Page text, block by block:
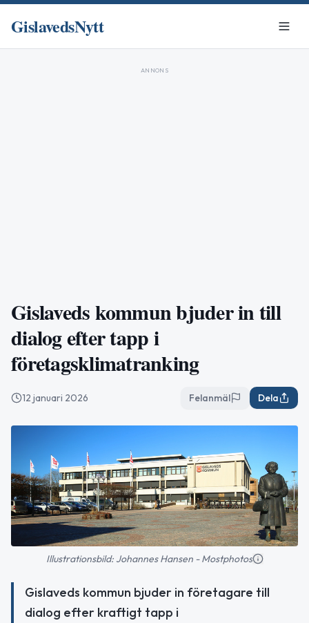
GislavedsNytt
ANNONS
Gislaveds kommun bjuder in till
dialog efter tapp i
företagsklimatranking
12 januari 2026 Felanmäl Dela
Illustrationsbild: Johannes Hansen - Mostphotos
Gislaveds kommun bjuder in företagare till
dialog efter kraftigt tapp i